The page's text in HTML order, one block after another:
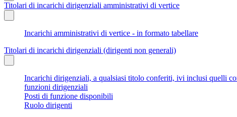
Titolari di incarichi dirigenziali amministrativi di vertice
Incarichi amministrativi di vertice - in formato tabellare
Titolari di incarichi dirigenziali (dirigenti non generali)
Incarichi dirigenziali, a qualsiasi titolo conferiti, ivi inclusi quelli
funzioni dirigenziali
Posti di funzione disponibili
Ruolo dirigenti